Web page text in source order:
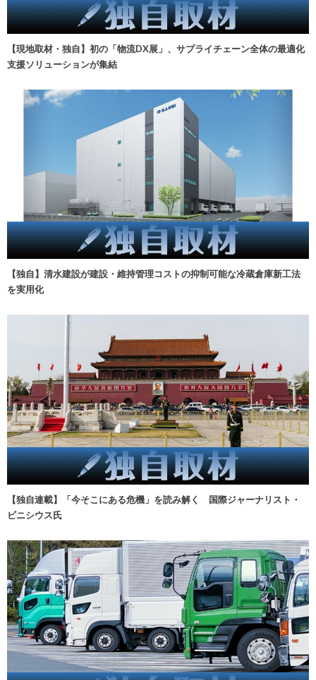
【現地取材・独自】初の「物流DX展」、サプライチェーン全体の最適化
支援ソリューションが集結
【独自】清水建設が建設・維持管理コストの抑制可能な冷蔵倉庫新工法
を実用化
【独自連載】「今そこにある危機」を読み解く 国際ジャーナリスト・
ビニシウス氏